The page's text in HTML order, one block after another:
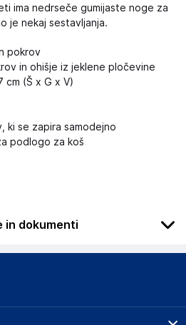
ima nedrseče gumijaste noge za
je nekaj sestavljanja.
pokrov
in ohišje iz jeklene pločevine
cm (Š x G x V)
ki se zapira samodejno
podlogo za koš
in dokumenti